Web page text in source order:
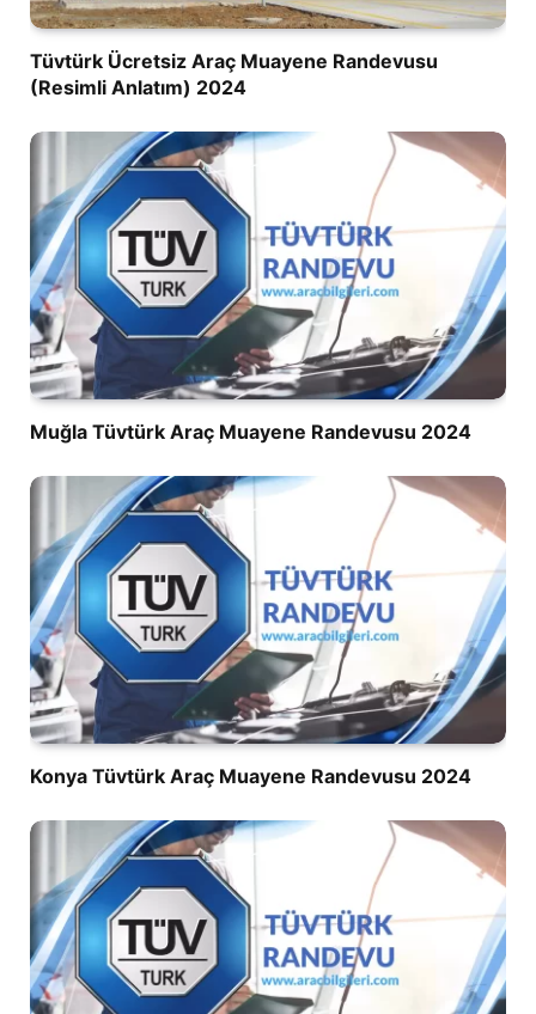
Tüvtürk Ücretsiz Araç Muayene Randevusu
(Resimli Anlatım) 2024
Muğla Tüvtürk Araç Muayene Randevusu 2024
Konya Tüvtürk Araç Muayene Randevusu 2024